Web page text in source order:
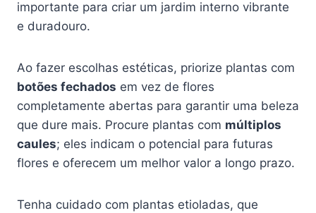
importante para criar um jardim interno vibrante
e duradouro.
Ao fazer escolhas estéticas, priorize plantas com
botões fechados em vez de flores
completamente abertas para garantir uma beleza
que dure mais. Procure plantas com múltiplos
caules; eles indicam o potencial para futuras
flores e oferecem um melhor valor a longo prazo.
Tenha cuidado com plantas etioladas, que